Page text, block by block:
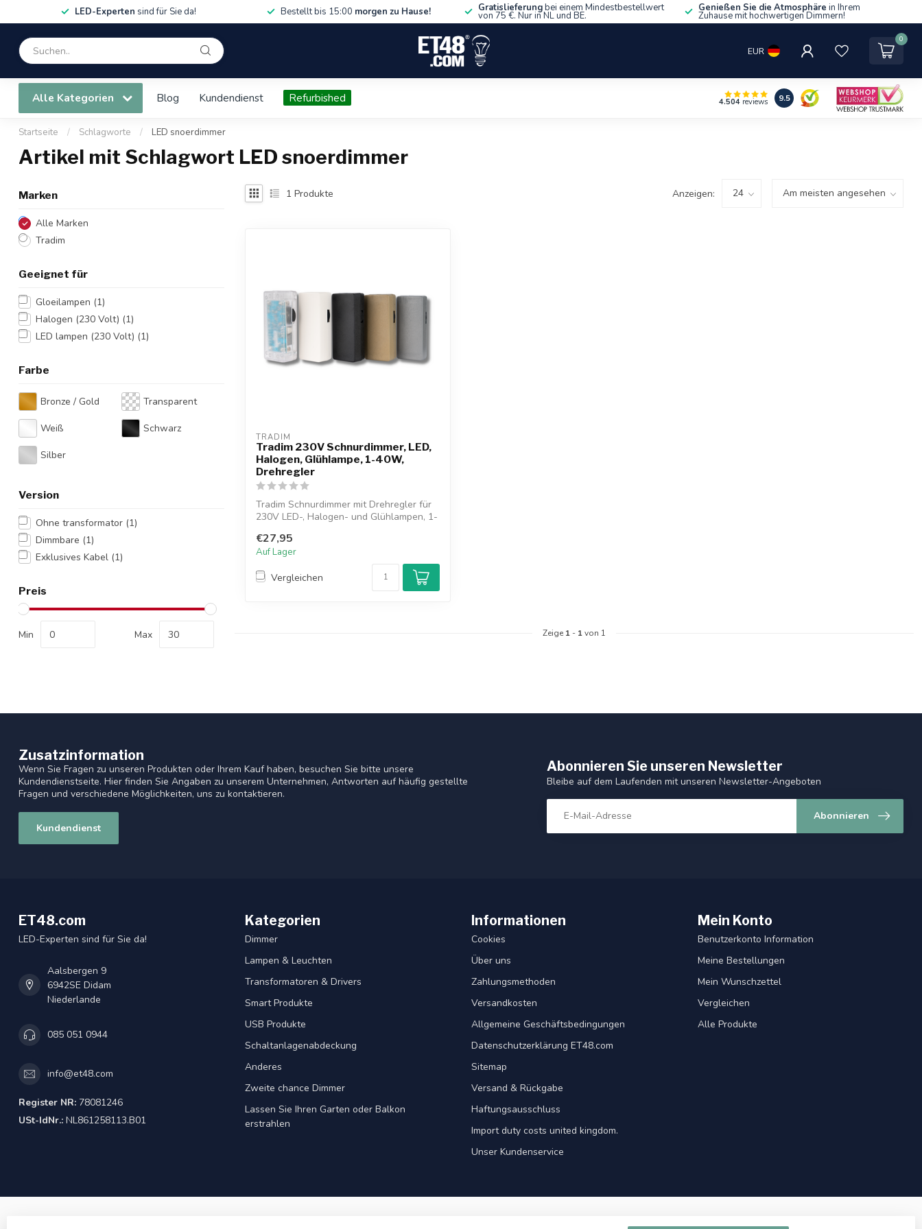
LED-Experten sind für Sie da! Bestellt bis 15:00 morgen zu Hause! Gratislieferungbei einem Mindestbestellwert
von 75 €. Nur in NL und BE.
Genießen Sie die Atmosphäre in Ihrem
Zuhause mit hochwertigen Dimmern!
EUR
0
Alle Kategorien Blog Kundendienst Refurbished 4.504 reviews 9.5
Startseite / Schlagworte / LED snoerdimmer
Artikel mit Schlagwort LED snoerdimmer
Marken
Alle Marken
Tradim
Geeignet für
Gloeilampen (1)
Halogen (230 Volt) (1)
LED lampen (230 Volt) (1)
Farbe
Bronze / Gold Transparent
Weiß Schwarz
Silber
Version
Ohne transformator (1)
Dimmbare (1)
Exklusives Kabel (1)
Preis
Min Max
1 Produkte Anzeigen:
TRADIM
Tradim 230V Schnurdimmer, LED,
Halogen, Glühlampe, 1-40W,
Drehregler
Tradim Schnurdimmer mit Drehregler für
230V LED-, Halogen- und Glühlampen, 1-
€27,95
Auf Lager
Vergleichen
Zeige 1 - 1von 1
Zusatzinformation
Wenn Sie Fragen zu unseren Produkten oder Ihrem Kauf haben, besuchen Sie bitte unsere
Kundendienstseite. Hier finden Sie Angaben zu unserem Unternehmen, Antworten auf häufig gestellte
Fragen und verschiedene Möglichkeiten, uns zu kontaktieren.
Kundendienst
Abonnieren Sie unseren Newsletter
Bleibe auf dem Laufenden mit unseren Newsletter-Angeboten
Abonnieren
ET48.com
LED-Experten sind für Sie da!
Aalsbergen 9
6942SE Didam
Niederlande
085 051 0944
info@et48.com
Register NR: 78081246
USt-IdNr.: NL861258113.B01
Kategorien
Dimmer
Lampen & Leuchten
Transformatoren & Drivers
Smart Produkte
USB Produkte
Schaltanlagenabdeckung
Anderes
Zweite chance Dimmer
Lassen Sie Ihren Garten oder Balkon
erstrahlen
Informationen
Cookies
Über uns
Zahlungsmethoden
Versandkosten
Allgemeine Geschäftsbedingungen
Datenschutzerklärung ET48.com
Sitemap
Versand & Rückgabe
Haftungsausschluss
Import duty costs united kingdom.
Unser Kundenservice
Mein Konto
Benutzerkonto Information
Meine Bestellungen
Mein Wunschzettel
Vergleichen
Alle Produkte